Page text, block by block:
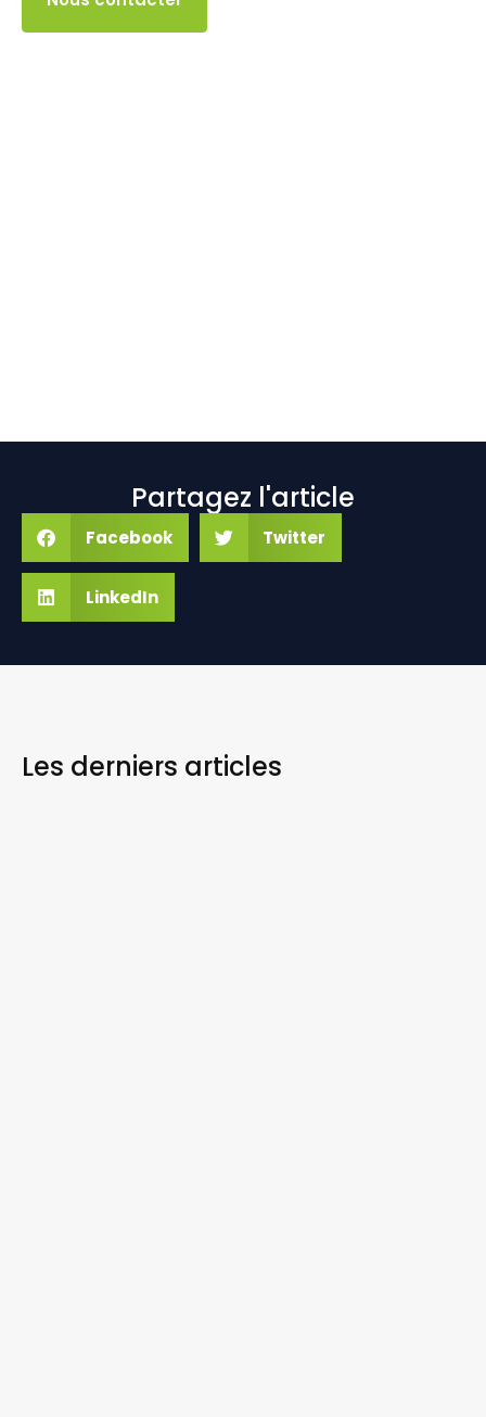
Partagez l'article
Facebook Twitter
LinkedIn
Les derniers articles